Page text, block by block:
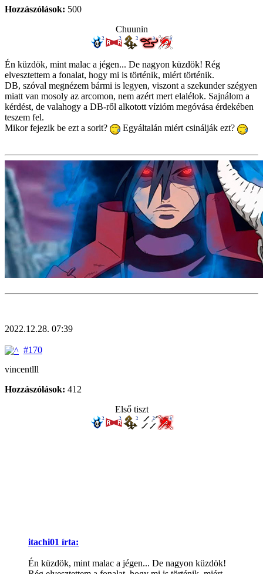
Hozzászólások: 500
Chuunin
Én küzdök, mint malac a jégen... De nagyon küzdök! Rég
elvesztettem a fonalat, hogy mi is történik, miért történik.
DB, szóval megnézem bármi is legyen, viszont a szekunder szégyen
miatt van mosoly az arcomon, nem azért mert elalélok. Sajnálom a
kérdést, de valahogy a DB-ről alkotott vízióm megóvása érdekében
teszem fel.
Mikor fejezik be ezt a sorit?
Egyáltalán miért csinálják ezt?
2022.12.28. 07:39
#170
vincentlll
Hozzászólások: 412
Első tiszt
itachi01 írta:
Én küzdök, mint malac a jégen... De nagyon küzdök!